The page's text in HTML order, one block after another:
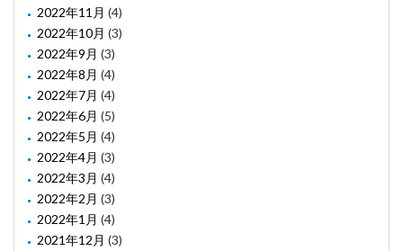
2022年11月 (4)
2022年10月 (3)
2022年9月 (3)
2022年8月 (4)
2022年7月 (4)
2022年6月 (5)
2022年5月 (4)
2022年4月 (3)
2022年3月 (4)
2022年2月 (3)
2022年1月 (4)
2021年12月 (3)